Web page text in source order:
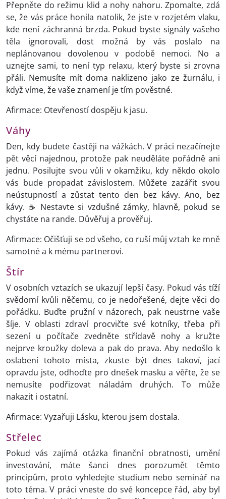
Přepněte do režimu klid a nohy nahoru. Zpomalte, zdá
se, že vás práce honila natolik, že jste v rozjetém vlaku,
kde není záchranná brzda. Pokud byste signály vašeho
těla ignorovali, dost možná by vás poslalo na
neplánovanou dovolenou v podobě nemoci. No a
uznejte sami, to není typ relaxu, který byste si zrovna
přáli. Nemusíte mít doma naklizeno jako ze žurnálu, i
když víme, že vaše znamení je tím pověstné.
Afirmace: Otevřeností dospěju k jasu.
Váhy
Den, kdy budete častěji na vážkách. V práci nezačínejte
pět věcí najednou, protože pak neuděláte pořádně ani
jednu. Posilujte svou vůli v okamžiku, kdy někdo okolo
vás bude propadat závislostem. Můžete zazářit svou
neústupností a zůstat tento den bez kávy. Ano, bez
kávy. ☕ Nestavte si vzdušné zámky, hlavně, pokud se
chystáte na rande. Důvěřuj a prověřuj.
Afirmace: Očišťuji se od všeho, co ruší můj vztah ke mně
samotné a k mému partnerovi.
Štír
V osobních vztazích se ukazují lepší časy. Pokud vás tíží
svědomí kvůli něčemu, co je nedořešené, dejte věci do
pořádku. Buďte pružní v názorech, pak neustrne vaše
šíje. V oblasti zdraví procvičte své kotníky, třeba při
sezení u počítače zvedněte střídavě nohy a kružte
nejprve kroužky doleva a pak do prava. Aby nedošlo k
oslabení tohoto místa, zkuste být dnes takoví, jací
opravdu jste, odhoďte pro dnešek masku a věřte, že se
nemusíte podřizovat náladám druhých. To může
nakazit i ostatní.
Afirmace: Vyzařuji Lásku, kterou jsem dostala.
Střelec
Pokud vás zajímá otázka finanční obratnosti, umění
investování, máte šanci dnes porozumět těmto
principům, proto vyhledejte studium nebo seminář na
toto téma. V práci vneste do své koncepce řád, aby byl